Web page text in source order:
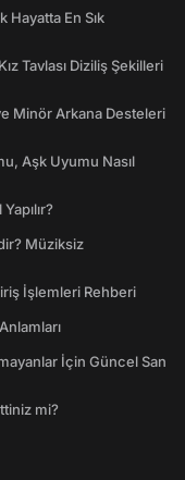
Hayatta En Sık
Tavlası Diziliş Şekilleri
Minör Arkana Desteleri
Aşk Uyumu Nasıl
Müziksiz
İşlemleri Rehberi
İçin Güncel San
mi?